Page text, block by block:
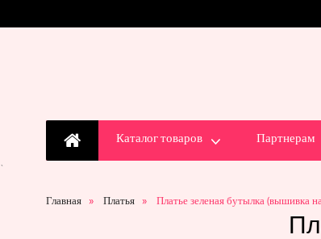
Каталог товаров Партнерам
`
Главная Платья Платье зеленая бутылка (вышивка